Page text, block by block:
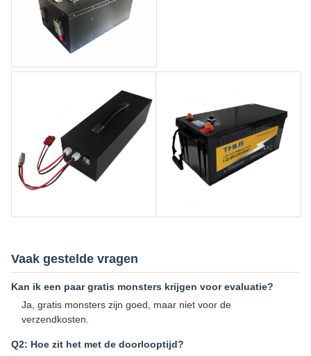
Vaak gestelde vragen
Kan ik een paar gratis monsters krijgen voor evaluatie?
Ja, gratis monsters zijn goed, maar niet voor de
verzendkosten.
Q2: Hoe zit het met de doorlooptijd?